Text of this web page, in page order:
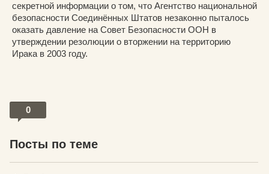
секретной информации о том, что Агентство национальной
безопасности Соединённых Штатов незаконно пыталось
оказать давление на Совет Безопасности ООН в
утверждении резолюции о вторжении на территорию
Ирака в 2003 году.
0
Посты по теме